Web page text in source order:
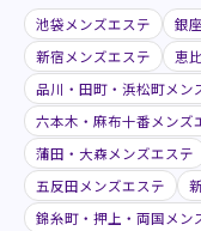
池袋メンズエステ 銀
新宿メンズエステ
恵
品川・田町・浜松町メン
六本木・麻布十番メンズ
蒲田・大森メンズエステ
五反田メンズエステ
錦糸町・押上・両国メン